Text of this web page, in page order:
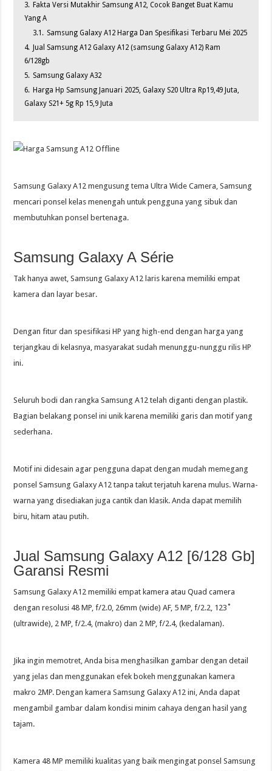
3. Fakta Versi Mutakhir Samsung A12, Cocok Banget Buat Kamu
Yang A
3.1. Samsung Galaxy A12 Harga Dan Spesifikasi Terbaru Mei 2025
4. Jual Samsung A12 Galaxy A12 (samsung Galaxy A12) Ram
6/128gb
5. Samsung Galaxy A32
6. Harga Hp Samsung Januari 2025, Galaxy S20 Ultra Rp19,49 Juta,
Galaxy S21+ 5g Rp 15,9 Juta
Samsung Galaxy A12 mengusung tema Ultra Wide Camera, Samsung
mencari ponsel kelas menengah untuk pengguna yang sibuk dan
membutuhkan ponsel bertenaga.
Samsung Galaxy A Série
Tak hanya awet, Samsung Galaxy A12 laris karena memiliki empat
kamera dan layar besar.
Dengan fitur dan spesifikasi HP yang high-end dengan harga yang
terjangkau di kelasnya, masyarakat sudah menunggu-nunggu rilis HP
ini.
Seluruh bodi dan rangka Samsung A12 telah diganti dengan plastik.
Bagian belakang ponsel ini unik karena memiliki garis dan motif yang
sederhana.
Motif ini didesain agar pengguna dapat dengan mudah memegang
ponsel Samsung Galaxy A12 tanpa takut terjatuh karena mulus. Warna-
warna yang disediakan juga cantik dan klasik. Anda dapat memilih
biru, hitam atau putih.
Jual Samsung Galaxy A12 [6/128 Gb]
Garansi Resmi
Samsung Galaxy A12 memiliki empat kamera atau Quad camera
dengan resolusi 48 MP, f/2.0, 26mm (wide) AF, 5 MP, f/2.2, 123˚
(ultrawide), 2 MP, f/2.4, (makro) dan 2 MP, f/2.4, (kedalaman).
Jika ingin memotret, Anda bisa menghasilkan gambar dengan detail
yang jelas dan menggunakan efek bokeh menggunakan kamera
makro 2MP. Dengan kamera Samsung Galaxy A12 ini, Anda dapat
mengambil gambar dalam kondisi minim cahaya dengan hasil yang
tajam.
Kamera 48 MP memiliki kualitas yang baik mengingat ponsel Samsung